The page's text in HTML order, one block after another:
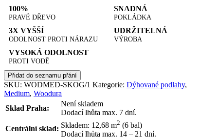
100%
PRAVÉ DŘEVO
SNADNÁ
POKLÁDKA
3X VYŠŠÍ
ODOLNOST PROTI NÁRAZU
UDRŽITELNÁ
VÝROBA
VYSOKÁ ODOLNOST
PROTI VODĚ
Přidat do seznamu přání
SKU: WODMED-SKOG/1 Kategorie: Dýhované podlahy,
Medium, Woodura
Sklad Praha:
Není skladem
Dodací lhůta max. 7 dní.
Centrální sklad: Skladem: 12,68 m2 (6 bal)
Dodací lhůta max. 14 – 21 dní.